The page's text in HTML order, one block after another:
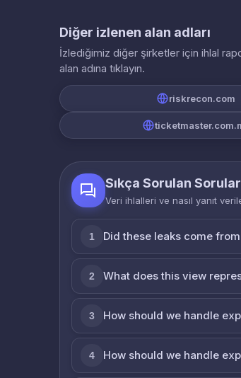
Diğer izlenen alan adları
İzlediğimiz diğer şirketler için ihlal
alan adına tıklayın.
riskrecon.com
Sıkça Sorulan Sorular
Veri ihlalleri ve nasıl yanıt
1 Did these leaks come
2 What does this view
3 How should we handle
4 How should we handle